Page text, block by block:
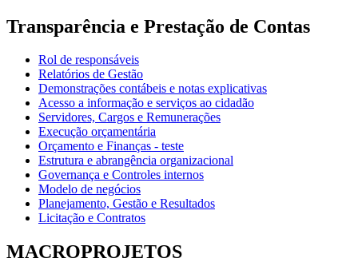
Transparência e Prestação de Contas
Rol de responsáveis
Relatórios de Gestão
Demonstrações contábeis e notas explicativas
Acesso a informação e serviços ao cidadão
Servidores, Cargos e Remunerações
Execução orçamentária
Orçamento e Finanças - teste
Estrutura e abrangência organizacional
Governança e Controles internos
Modelo de negócios
Planejamento, Gestão e Resultados
Licitação e Contratos
MACROPROJETOS